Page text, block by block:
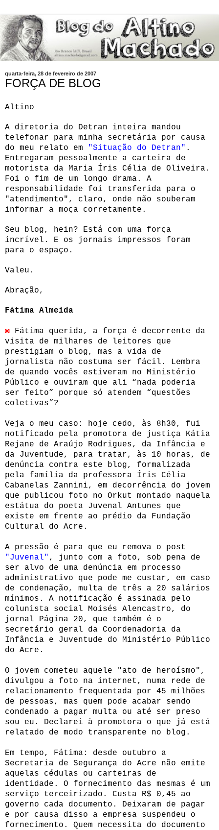
quarta-feira, 28 de fevereiro de 2007
FORÇA DE BLOG
Altino
A diretoria do Detran inteira mandou
telefonar para minha secretária por causa
do meu relato em
"Situação do Detran" .
Entregaram pessoalmente a carteira de
motorista da Maria Íris Célia de Oliveira.
Foi o fim de um longo drama. A
responsabilidade foi transferida para o
"atendimento", claro, onde não souberam
informar a moça corretamente.
Seu blog, hein? Está com uma força
incrível. E os jornais impressos foram
para o espaço.
Valeu.
Abração,
Fátima Almeida
◙ Fátima querida, a força é decorrente da
visita de milhares de leitores que
prestigiam o blog, mas a vida de
jornalista não costuma ser fácil. Lembra
de quando vocês estiveram no Ministério
Público e ouviram que ali “nada poderia
ser feito” porque só atendem “questões
coletivas”?
Veja o meu caso: hoje cedo, às 8h30, fui
notificado pela promotora de justiça Kátia
Rejane de Araújo Rodrigues, da Infância e
da Juventude, para tratar, às 10 horas, de
denúncia contra este blog, formalizada
pela família da professora Íris Célia
Cabanelas Zannini, em decorrência do jovem
que publicou foto no Orkut montado naquela
estátua do poeta Juvenal Antunes que
existe em frente ao prédio da Fundação
Cultural do Acre.
A pressão é para que eu remova o post
"Juvenal" , junto com a foto, sob pena de
ser alvo de uma denúncia em processo
administrativo que pode me custar, em caso
de condenação, multa de três a 20 salários
mínimos. A notificação é assinada pelo
colunista social Moisés Alencastro, do
jornal Página 20, que também é o
secretário geral da Coordenadoria da
Infância e Juventude do Ministério Público
do Acre.
O jovem cometeu aquele "ato de heroísmo",
divulgou a foto na internet, numa rede de
relacionamento frequentada por 45 milhões
de pessoas, mas quem pode acabar sendo
condenado a pagar multa ou até ser preso
sou eu. Declarei à promotora o que já está
relatado de modo transparente no blog.
Em tempo, Fátima: desde outubro a
Secretaria de Segurança do Acre não emite
aquelas cédulas ou carteiras de
identidade. O fornecimento das mesmas é um
serviço terceirizado. Custa R$ 0,45 ao
governo cada documento. Deixaram de pagar
e por causa disso a empresa suspendeu o
fornecimento. Quem necessita do documento